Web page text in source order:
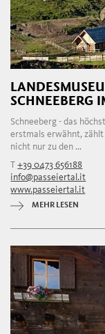
SCHNEEBERG
Schneeberg - das
erstmals erwähnt,
nicht nur zu den ...
T+39 0473 656188
info@passeiertal.it
www.passeiertal.it
MEHR LESEN